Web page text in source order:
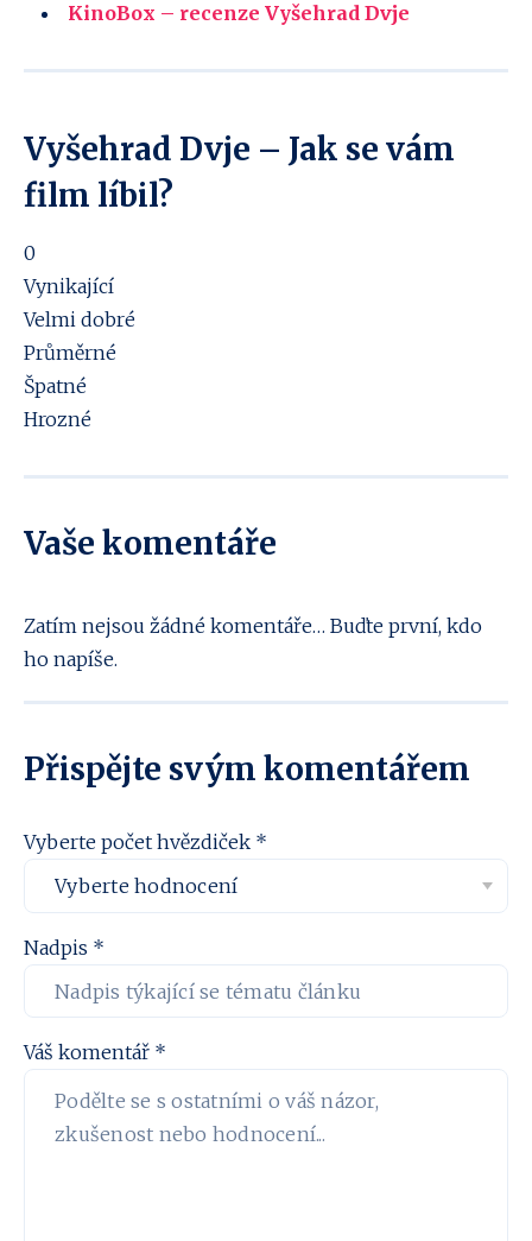
KinoBox – recenze Vyšehrad Dvje
Vyšehrad Dvje – Jak se vám
film líbil?
0
Vynikající
Velmi dobré
Průměrné
Špatné
Hrozné
Vaše komentáře
Zatím nejsou žádné komentáře… Buďte první, kdo
ho napíše.
Přispějte svým komentářem
Vyberte počet hvězdiček *
Nadpis *
Váš komentář *